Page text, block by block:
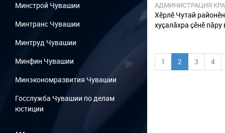
Минстрой Чувашии
Минтранс Чувашии
Минтруд Чувашии
Минфин Чувашии
Минэкономразвития Чувашии
Госслужба Чувашии по делам
юстиции
...
АДМИНИСТРАЦИЯ
РАЙОНА ЧУВАШСКОЙ
Хӗрлӗ Чутай
хуҫалӑхра ҫӗнӗ пӑру
1 2 3 4